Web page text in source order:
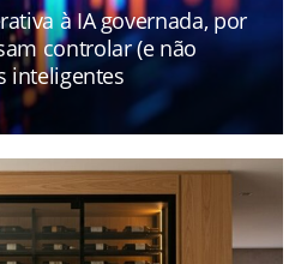
à IA governada, por
controlar (e não
inteligentes